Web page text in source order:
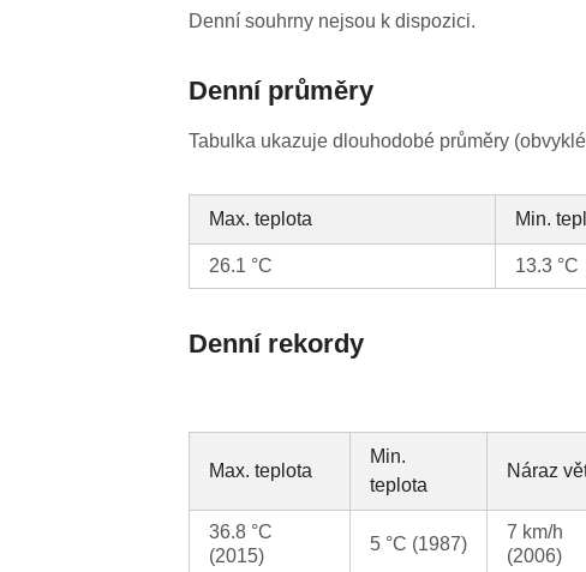
Denní souhrny nejsou k dispozici.
Denní průměry
Tabulka ukazuje dlouhodobé průměry
Max. teplota Min.
26.1 °C 13.3 °C
Denní rekordy
Max. teplota
Min.
teplota
Náraz
36.8 °C
(2015)
5 °C (1987)
7 km/h
(2006)